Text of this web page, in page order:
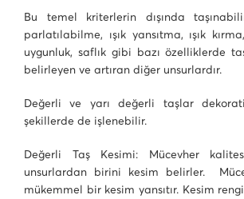
Bu temel kriterlerin dışında
parlatılabilme, ışık yansıtma, ışık
uygunluk, saflık gibi bazı özelliklerde
belirleyen ve artıran diğer unsurlardır.
Değerli ve yarı değerli taşlar
şekillerde de işlenebilir.
Değerli Taş Kesimi: Mücevher
unsurlardan birini kesim belirler.
mükemmel bir kesim yansıtır. Kesim